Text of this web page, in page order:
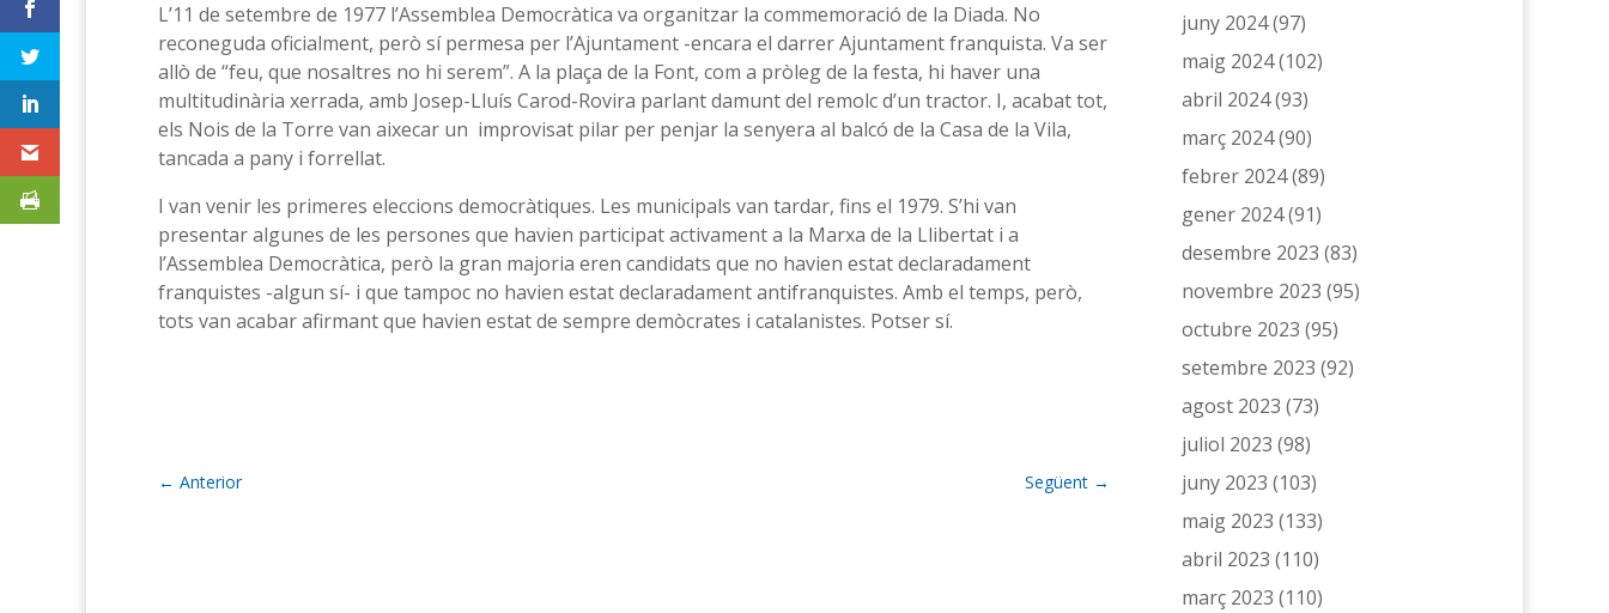
L’11 de setembre de 1977 l’Assemblea Democràtica va organitzar la commemoració de la Diada. No
reconeguda oficialment, però sí permesa per l’Ajuntament -encara el darrer Ajuntament franquista. Va ser
allò de “feu, que nosaltres no hi serem”. A la plaça de la Font, com a pròleg de la festa, hi haver una
multitudinària xerrada, amb Josep-Lluís Carod-Rovira parlant damunt del remolc d’un tractor. I, acabat tot,
els Nois de la Torre van aixecar un improvisat pilar per penjar la senyera al balcó de la Casa de la Vila,
tancada a pany i forrellat.
I van venir les primeres eleccions democràtiques. Les municipals van tardar, fins el 1979. S’hi van
presentar algunes de les persones que havien participat activament a la Marxa de la Llibertat i a
l’Assemblea Democràtica, però la gran majoria eren candidats que no havien estat declaradament
franquistes -algun sí- i que tampoc no havien estat declaradament antifranquistes. Amb el temps, però,
tots van acabar afirmant que havien estat de sempre demòcrates i catalanistes. Potser sí.
← Anterior Següent →
juny 2024(97)
maig 2024(102)
abril 2024(93)
març 2024(90)
febrer 2024(89)
gener 2024(91)
desembre 2023 (83)
novembre 2023 (95)
octubre 2023 (95)
setembre 2023 (92)
agost 2023 (73)
juliol 2023 (98)
juny 2023 (103)
maig 2023 (133)
abril 2023 (110)
març 2023 (110)